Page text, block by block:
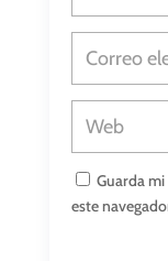
Guarda
este